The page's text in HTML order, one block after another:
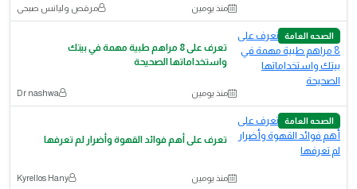
منذ يومين مرقص وليانس صبحى
الصحه العامة
تعرف على 8 مراهم طبية مهمة في بيتك
واستخداماتها الصحيحة
منذ يومين Dr nashwa
الصحه العامة
​تعرف على أهم فوائد القهوة وأضرار لم تعرفها
منذ يومين Kyrellos Hany